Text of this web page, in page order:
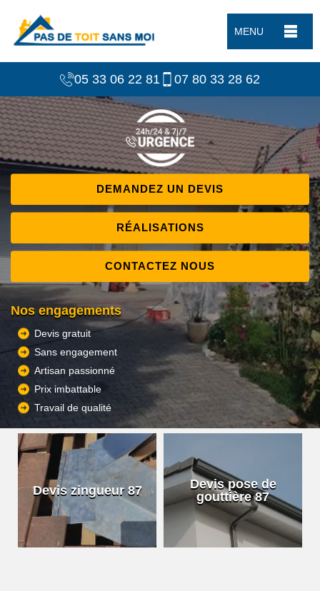
MENU
05 33 06 22 81 07 80 33 28 62
DEMANDEZ UN DEVIS
RÉALISATIONS
CONTACTEZ NOUS
Nos engagements
Devis gratuit
Sans engagement
Artisan passionné
Prix imbattable
Travail de qualité
Devis zingueur 87
Devis pose de
gouttière 87